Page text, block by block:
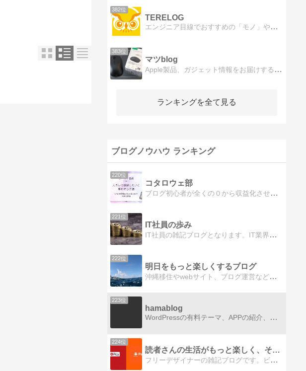
382位
TERELOG
エンジニア目線でおすすめの「モノ」や「コト」を共有するブログ。ガジェットやライフハックなどの情報を発信しています。
383位
マツblog
Apple製品、ガジェット情報をお届けするサイト
ランキングを全て見る
ブログノウハウ ランキング
220位
コタロウェ部
ブログ初心者が全くの０から収益化させるまでのマニュアル
221位
IT社員の歩み
IT社員の雑記ブログとなります。IT業界のことをメインで記載しており、SESや転職、面接の仕方など、IT業界にいる人にとって役に立つことも記載しております。他にも、自分の知識や、雑談のようなことも書いてあります。
222位
明日をもっと楽しくするブログ
沖縄移住やwebサイト、ブログ運営などについてのブログです。明日をもっと楽しくしたい!そんな思い出活動しています。
223位
hamablog
WordPressの有料テーマ、APPの紹介、アフェリエイトの情報、日常生活に役立つ情報を中心に記事を書いています。日々役立つ情報を更新していますので是非チェックしてみてね！！
224位
読者さんの生活がもっと楽しく、そして良くなるための情報満載
フリーデザイナーの雑記ブログです。ビットコイン（仮想通貨）、筋トレ、ガジェット等の情報を紹介します。